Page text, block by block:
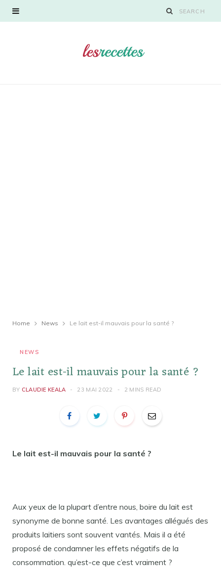
Home News Le lait est-il mauvais pour la santé ?
NEWS
Le lait est-il mauvais pour la santé ?
BY CLAUDIE KEALA 23 MAI 2022 2 MINS READ
Le lait est-il mauvais pour la santé ?
Aux yeux de la plupart d’entre nous, boire du lait est
synonyme de bonne santé. Les avantages allégués des
produits laitiers sont souvent vantés. Mais il a été
proposé de condamner les effets négatifs de la
consommation. qu’est-ce que c’est vraiment ?